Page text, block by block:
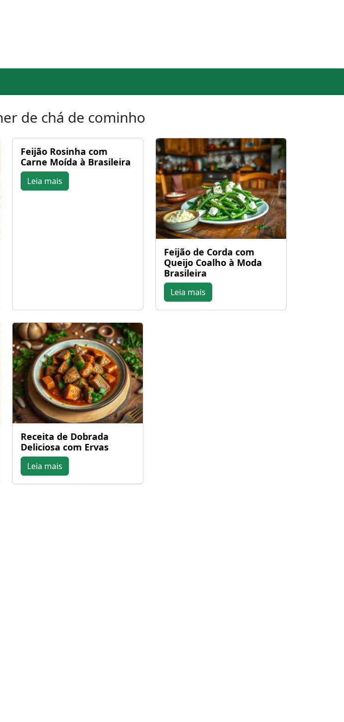
de chá de cominho
Feijão Rosinha com
Carne Moída à Brasileira
Leia mais
Feijão de Corda com
Queijo Coalho à Moda
Brasileira
Leia mais
Receita de Dobrada
Deliciosa com Ervas
Leia mais